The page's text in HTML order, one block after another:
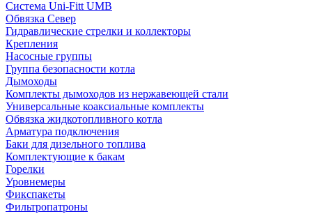
Система Uni-Fitt UMB
Обвязка Север
Гидравлические стрелки и коллекторы
Крепления
Насосные группы
Группа безопасности котла
Дымоходы
Комплекты дымоходов из нержавеющей стали
Универсальные коаксиальные комплекты
Обвязка жидкотопливного котла
Арматура подключения
Баки для дизельного топлива
Комплектующие к бакам
Горелки
Уровнемеры
Фикспакеты
Фильтропатроны